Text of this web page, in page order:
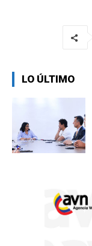
LO ÚLTIMO